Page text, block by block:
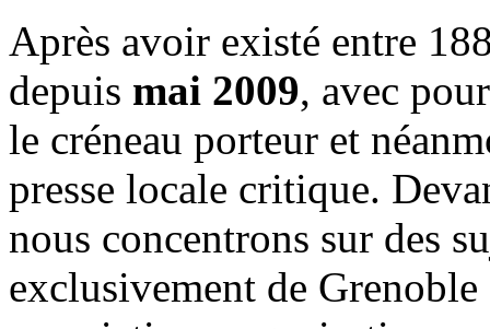
Après avoir existé entre
depuis mai 2009, avec
le créneau porteur et
presse locale critique.
nous concentrons sur des
exclusivement de